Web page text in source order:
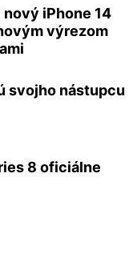
iPhone 14
výrezom
svojho nástupcu
8 oficiálne